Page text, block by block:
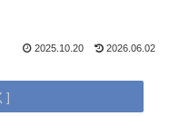
2025.10.20 2026.06.02